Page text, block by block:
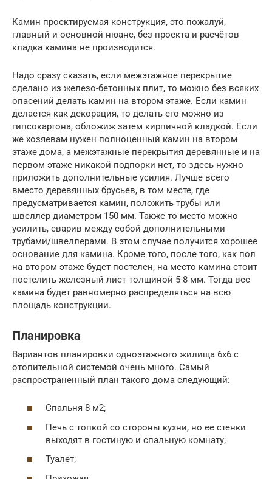
Камин проектируемая конструкция, это пожалуй,
главный и основной нюанс, без проекта и расчётов
кладка камина не производится.
Надо сразу сказать, если межэтажное перекрытие
сделано из железо-бетонных плит, то можно без всяких
опасений делать камин на втором этаже. Если камин
делается как декорация, то делать его можно из
гипсокартона, обложиж затем кирпичной кладкой. Если
же хозяевам нужен полноценный камин на втором
этаже дома, а межэтажные перекрытия деревянные и на
первом этаже никакой подпорки нет, то здесь нужно
приложить дополнительные усилия. Лучше всего
вместо деревянных брусьев, в том месте, где
предусматривается камин, положить трубы или
швеллер диаметром 150 мм. Также то место можно
усилить, сварив между собой дополнительными
трубами/швеллерами. В этом случае получится хорошее
основание для камина. Кроме того, после того, как пол
на втором этаже будет постелен, на место камина стоит
постелить железный лист толщиной 5-8 мм. Тогда вес
камина будет равномерно распределяться на всю
площадь конструкции.
Планировка
Вариантов планировки одноэтажного жилища 6х6 с
отопительной системой очень много. Самый
распространенный план такого дома следующий:
Спальня 8 м2;
Печь с топкой со стороны кухни, но ее стенки
выходят в гостиную и спальную комнату;
Туалет;